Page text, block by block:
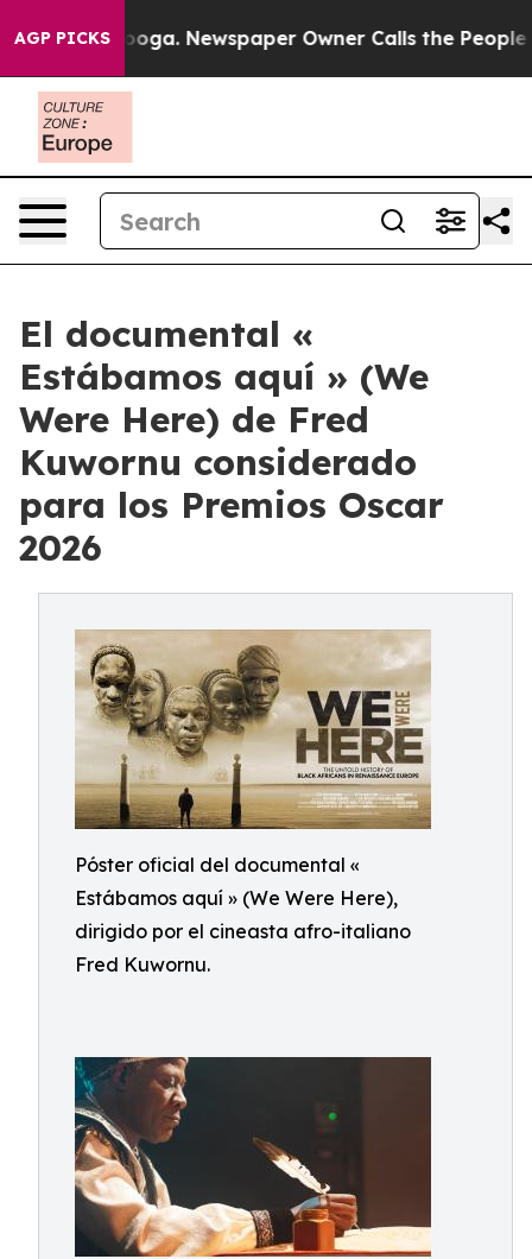
AGP PICKS Newspaper Owner Calls the People
El documental «
Estábamos aquí » (We
Were Here) de Fred
Kuwornu considerado
para los Premios Oscar
2026
Póster oficial del documental «
Estábamos aquí » (We Were Here),
dirigido por el cineasta afro-italiano
Fred Kuwornu.